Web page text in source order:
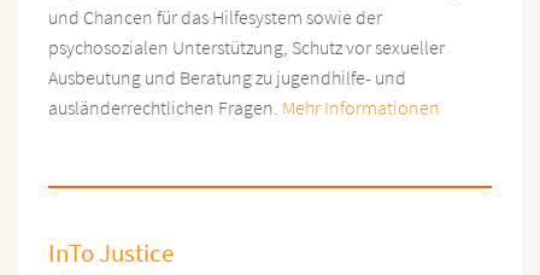
und Chancen für das Hilfesystem sowie der
psychosozialen Unterstützung, Schutz vor sexueller
Ausbeutung und Beratung zu jugendhilfe- und
ausländerrechtlichen Fragen. Mehr Informationen
InTo Justice